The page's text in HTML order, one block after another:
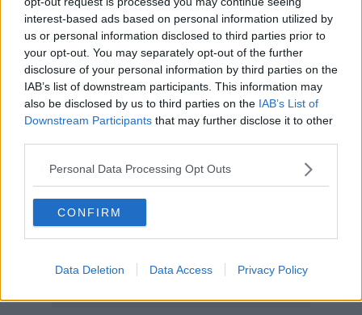
interest-based ads based on personal information utilized by
us or personal information disclosed to third parties prior to
your opt-out. You may separately opt-out of the further
disclosure of your personal information by third parties on the
IAB’s list of downstream participants. This information may
also be disclosed by us to third parties on the IAB’s List of
Downstream Participants that may further disclose it to other
Personal Data Processing Opt Outs
CONFIRM
Data Deletion Data Access Privacy Policy
67enne, residente nella cittadina della Valtiberina, ne è rimasto
vittima.
L'uomo, secondo quanto ricostruito, ha perso il controllo della
propria auto che è uscita di strada ribaltandosi. Sul posto sono
intervenuti i mezzi di soccorso con automedica e ambulanza,
assieme ai Vigili del Fuoco. I sanitari hanno tentano la
rianimazione,
ma il 67enne era già deceduto.
E' stato allertato anche l'elisoccorso Pegaso, ma la chiamata è
stata poi annullata. Per i rilievi sono intervenuti i
La vittima era molto conosciuta in zona
stato il benzinaio di Mezzavia di Anghiari.